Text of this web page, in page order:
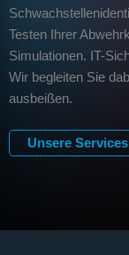
Testen Ihrer
Simulationen. IT-
Wir begleiten Sie
ausbeißen.
Unsere Services